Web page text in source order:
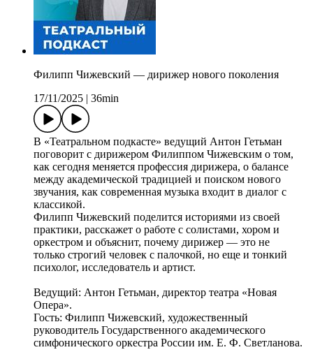
Филипп Чижевский — дирижер нового поколения
17/11/2025
36min
В «Театральном подкасте» ведущий Антон Гетьман
поговорит с дирижером Филиппом Чижевским о том,
как сегодня меняется профессия дирижера, о балансе
между академической традицией и поиском нового
звучания, как современная музыка входит в диалог с
классикой.
Филипп Чижевский поделится историями из своей
практики, расскажет о работе с солистами, хором и
оркестром и объяснит, почему дирижер — это не
только строгий человек с палочкой, но еще и тонкий
психолог, исследователь и артист.
Ведущий: Антон Гетьман, директор театра «Новая
Опера».
Гость: Филипп Чижевский, художественный
руководитель Государственного академического
симфонического оркестра России им. Е. Ф. Светланова.